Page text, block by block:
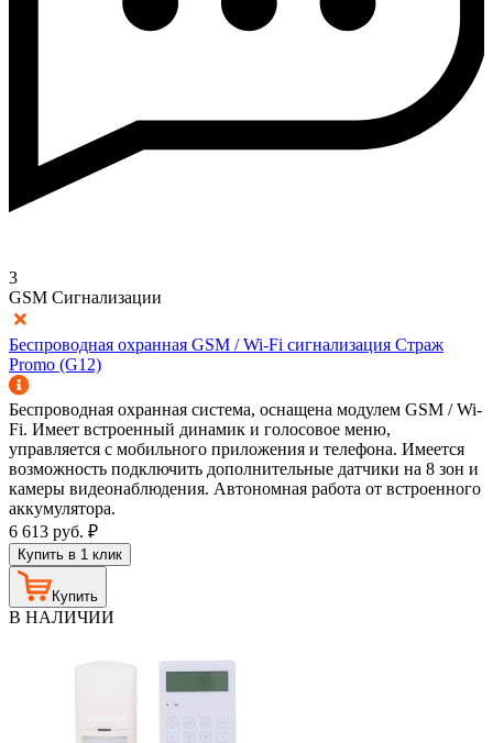
3
GSM Сигнализации
Беспроводная охранная GSM / Wi-Fi сигнализация Страж
Promo (G12)
Беспроводная охранная система, оснащена модулем GSM / Wi-
Fi. Имеет встроенный динамик и голосовое меню,
управляется с мобильного приложения и телефона. Имеется
возможность подключить дополнительные датчики на 8 зон и
камеры видеонаблюдения. Автономная работа от встроенного
аккумулятора.
6 613 руб. ₽
Купить в 1 клик
Купить
В НАЛИЧИИ